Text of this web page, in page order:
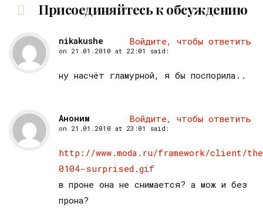
Присоединяйтесь к обсуждению
nikakushe
on 21.01.2010 at 22:01 said:
ну насчёт гламурной, я бы поспорила..
Войдите, чтобы ответить
Аноним
on 21.01.2010 at 23:01 said:
http://www.moda.ru/framework/client/
0104-surprised.gif
в проне она не снимается? а мож и без
прона?
Войдите, чтобы ответить